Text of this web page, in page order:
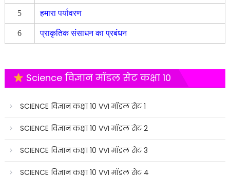
5 हमारा पर्यावरण
6 प्राकृतिक संसाधन का प्रबंधन
Science विज्ञान मॉडल सेट कक्षा 10
SCIENCE विज्ञान कक्षा 10 VVI मॉडल सेट 1
SCIENCE विज्ञान कक्षा 10 VVI मॉडल सेट 2
SCIENCE विज्ञान कक्षा 10 VVI मॉडल सेट 3
SCIENCE विज्ञान कक्षा 10 VVI मॉडल सेट 4